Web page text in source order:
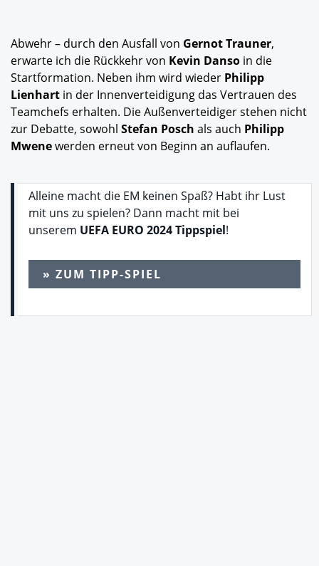
Abwehr – durch den Ausfall von Gernot Trauner,
erwarte ich die Rückkehr von Kevin Danso in die
Startformation. Neben ihm wird wieder Philipp
Lienhart in der Innenverteidigung das Vertrauen des
Teamchefs erhalten. Die Außenverteidiger stehen nicht
zur Debatte, sowohl Stefan Posch als auch Philipp
Mwenewerden erneut von Beginn an auflaufen.
Alleine macht die EM keinen Spaß? Habt ihr Lust
mit uns zu spielen? Dann macht mit bei
unserem UEFA EURO 2024 Tippspiel!
» ZUM TIPP-SPIEL